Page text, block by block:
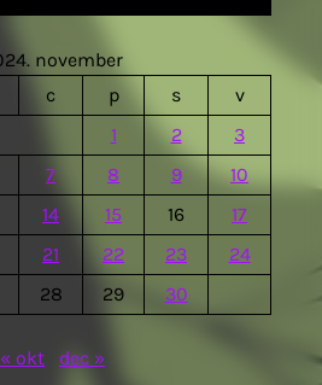
november
c p s
v
1
2
3
7 8 9
10
14 15 16
17
21 22 23
24
28 29 30
« okt dec »